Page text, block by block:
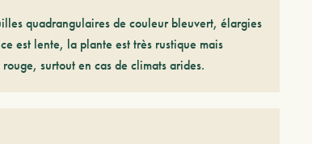
quadrangulaires de couleur bleuvert, élargies
est lente, la plante est très rustique mais
surtout en cas de climats arides.